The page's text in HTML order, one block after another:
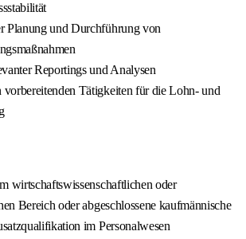
Planung und Durchführung von
Reportings und Analysen
Tätigkeiten für die Lohn- und
wirtschaftswissenschaftlichen oder
Bereich oder abgeschlossene kaufmännische
im Personalwesen